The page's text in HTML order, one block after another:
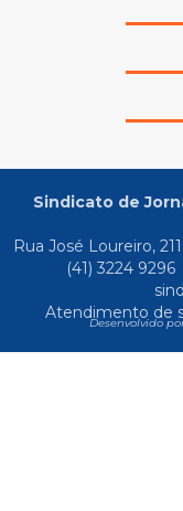
Sindicato de
Rua José Loureiro,
(41) 3224 9296
Atendimento de
Desenvolvido